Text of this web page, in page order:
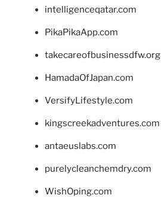
intelligenceqatar.com
PikaPikaApp.com
takecareofbusinessdfw.org
HamadaOfJapan.com
VersifyLifestyle.com
kingscreekadventures.com
antaeuslabs.com
purelycleanchemdry.com
WishOping.com